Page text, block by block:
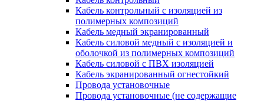
Кабель контрольный с изоляцией из
полимерных композиций
Кабель медный экранированный
Кабель силовой медный с изоляцией и
оболочкой из полимерных композиций
Кабель силовой с ПВХ изоляцией
Кабель экранированный огнестойкий
Провода установочные
Провода установочные (не содержащие